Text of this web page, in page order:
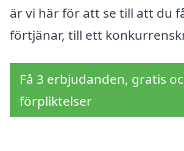
är vi här för att se till att du
förtjänar, till ett
Få 3 erbjudanden, gratis
förpliktelser